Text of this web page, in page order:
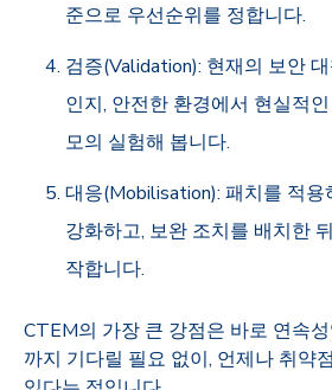
준으로 우선순위를 정합니다.
검증(Validation): 현재의 보안
인지, 안전한 환경에서 현실적
모의 실험해 봅니다.
대응(Mobilisation):패치를 적용
강화하고, 보완 조치를 배치한
작합니다.
CTEM의 가장 큰 강점은 바로 연속
까지 기다릴 필요 없이, 언제나 취약